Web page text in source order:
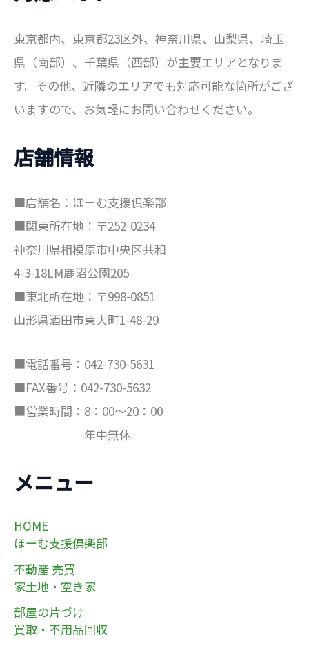
東京都内、東京都23区外、神奈川県、山梨県、埼玉
県（南部）、千葉県（西部）が主要エリアとなりま
す。その他、近隣のエリアでも対応可能な箇所がござ
いますので、お気軽にお問い合わせください。
店舗情報
■店舗名：ほーむ支援倶楽部
■関東所在地：〒252-0234
神奈川県相模原市中央区共和
4-3-18LM鹿沼公園205
■東北所在地：〒998-0851
山形県酒田市東大町1-48-29
■電話番号：042-730-5631
■FAX番号：042-730-5632
■営業時間：8：00～20：00
年中無休
メニュー
HOME
ほーむ支援倶楽部
不動産 売買
家土地・空き家
部屋の片づけ
買取・不用品回収